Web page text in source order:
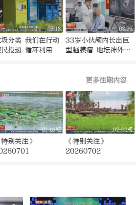
05:18
分类 我们在行动
投递 循环利用
03:26
33岁小伙颅内长出巨
型脑膜瘤 地坛神外团
更多往期内容
07-01期
特别关注》
07-02期
《特别关注》
20260702